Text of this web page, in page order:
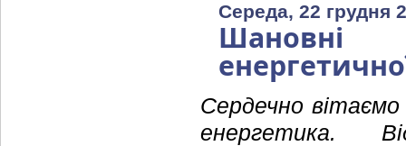
Середа, 22 грудня
Шановні
Сердечно
енергетика.